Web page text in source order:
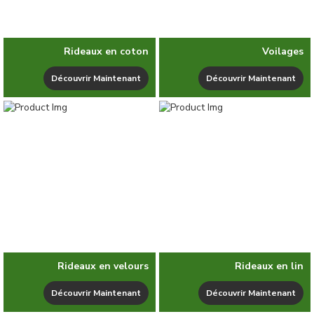
Rideaux en coton
Découvrir Maintenant
Voilages
Découvrir Maintenant
Rideaux en velours
Découvrir Maintenant
Rideaux en lin
Découvrir Maintenant